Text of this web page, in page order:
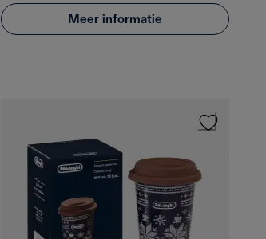
Meer informatie